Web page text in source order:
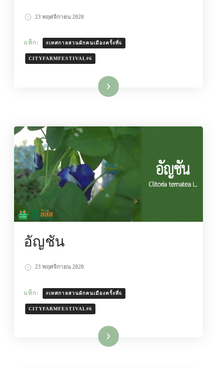
23 พฤศจิกายน 2020
แท็ก: #เทศกาลสวนผักคนเมืองครั้งที่6
CITYFARMFESTIVAL#6
อ่านเพิ่มเติม
อัญชัน
23 พฤศจิกายน 2020
แท็ก: #เทศกาลสวนผักคนเมืองครั้งที่6
CITYFARMFESTIVAL#6
อ่านเพิ่มเติม